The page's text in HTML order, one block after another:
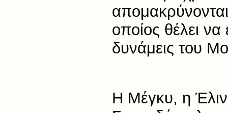
οποίος θέλει να
δυνάμεις του
Η Μέγκυ, η